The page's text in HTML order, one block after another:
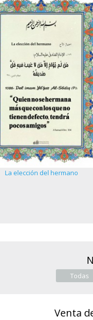
La elección del hermano
Todas
Venta